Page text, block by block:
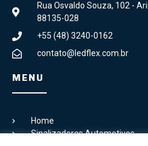
Rua Osvaldo Souza, 102 -
88135-028
+55 (48) 3240-0162
contato@ledflex.com.br
MENU
Home
Sinalizadores Automotivos